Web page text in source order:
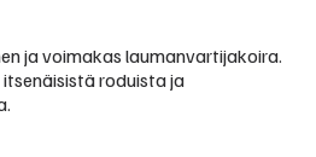
ja voimakas laumanvartijakoira.
roduista ja